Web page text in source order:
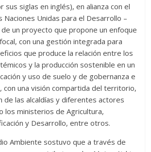
sus siglas en inglés), en alianza con el
Naciones Unidas para el Desarrollo –
un proyecto que propone un enfoque
con una gestión integrada para
que produce la relación entre los
y la producción sostenible en un
y uso de suelo y de gobernanza e
con una visión compartida del territorio,
de las alcaldías y diferentes actores
los ministerios de Agricultura,
y Desarrollo, entre otros.
Ambiente sostuvo que a través de